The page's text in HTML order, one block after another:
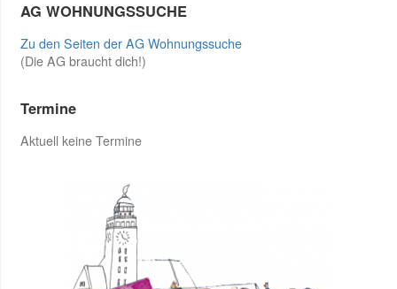
AG WOHNUNGSSUCHE
Zu den Seiten der AG Wohnungssuche
(Die AG braucht dich!)
Termine
Aktuell keine Termine